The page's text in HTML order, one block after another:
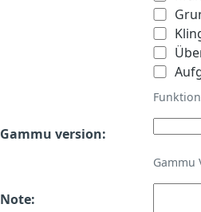
Gammu version:
Gammu
Note: